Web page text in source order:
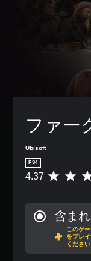
ファー
Ubisoft
PS4
評
4.37
含ま
このゲ
をプレ
ください